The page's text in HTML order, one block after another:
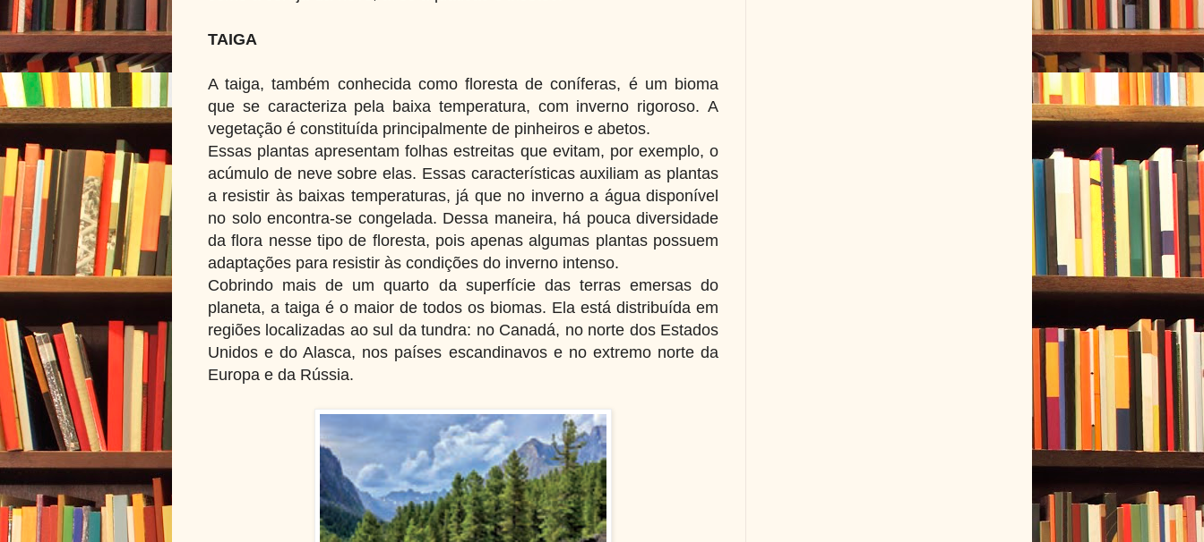
TAIGA
A taiga, também conhecida como floresta de coníferas, é um bioma
que se caracteriza pela baixa temperatura, com inverno rigoroso. A
vegetação é constituída principalmente de pinheiros e abetos.
Essas plantas apresentam folhas estreitas que evitam, por exemplo, o
acúmulo de neve sobre elas. Essas características auxiliam as plantas
a resistir às baixas temperaturas, já que no inverno a água disponível
no solo encontra-se congelada. Dessa maneira, há pouca diversidade
da flora nesse tipo de floresta, pois apenas algumas plantas possuem
adaptações para resistir às condições do inverno intenso.
Cobrindo mais de um quarto da superfície das terras emersas do
planeta, a taiga é o maior de todos os biomas. Ela está distribuída em
regiões localizadas ao sul da tundra: no Canadá, no norte dos Estados
Unidos e do Alasca, nos países escandinavos e no extremo norte da
Europa e da Rússia.